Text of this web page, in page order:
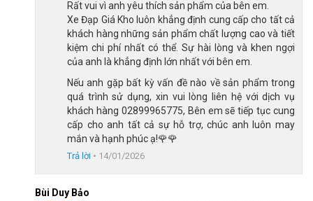
Rất vui vì anh yêu thích sản phẩm của bên em.
Xe Đạp Giá Kho luôn khẳng định cung cấp cho tất cả
khách hàng những sản phẩm chất lượng cao và tiết
kiệm chi phí nhất có thể. Sự hài lòng và khen ngợi
của anh là khẳng định lớn nhất với bên em.
Nếu anh gặp bất kỳ vấn đề nào về sản phẩm trong
quá trình sử dụng, xin vui lòng liên hệ với dịch vụ
khách hàng 02899965775, Bên em sẽ tiếp tục cung
cấp cho anh tất cả sự hỗ trợ, chúc anh luôn may
mắn và hạnh phúc ạ!🌹🌹
Trả lời • 14/01/2026
Bùi Duy Bảo